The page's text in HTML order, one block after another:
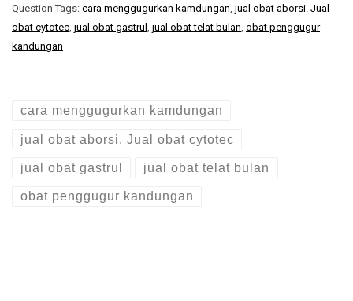
Question Tags: cara menggugurkan kamdungan, jual obat aborsi. Jual
obat cytotec, jual obat gastrul , jual obat telat bulan, obat penggugur
kandungan
cara menggugurkan kamdungan
jual obat aborsi. Jual obat cytotec
jual obat gastrul jual obat telat bulan
obat penggugur kandungan